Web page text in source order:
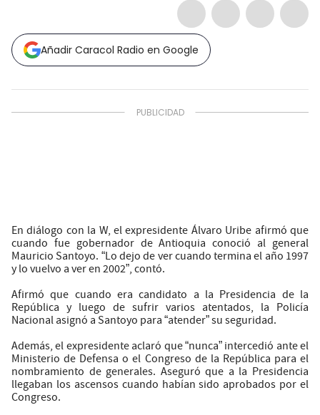
Añadir Caracol Radio en Google
En diálogo con la W, el expresidente Álvaro Uribe afirmó que
cuando fue gobernador de Antioquia conoció al general
Mauricio Santoyo. “Lo dejo de ver cuando termina el año 1997
y lo vuelvo a ver en 2002”, contó.
Afirmó que cuando era candidato a la Presidencia de la
República y luego de sufrir varios atentados, la Policía
Nacional asignó a Santoyo para “atender” su seguridad.
Además, el expresidente aclaró que “nunca” intercedió ante el
Ministerio de Defensa o el Congreso de la República para el
nombramiento de generales. Aseguró que a la Presidencia
llegaban los ascensos cuando habían sido aprobados por el
Congreso.